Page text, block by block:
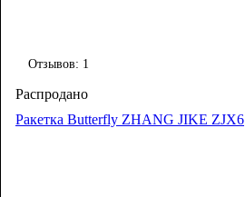
Отзывов: 1
Ракетка Butterfly ZHANG JIKE ZJX6